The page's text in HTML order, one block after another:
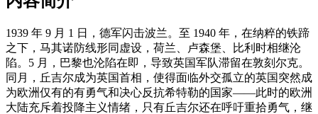
1939 年 9 月 1 日，德军闪击波兰。至 1940 年，在纳粹的铁蹄
之下，马其诺防线形同虚设，荷兰、卢森堡、比利时相继沦
陷。5 月，巴黎也沦陷在即，导致英国军队滞留在敦刻尔克。
同月，丘吉尔成为英国首相，使得面临外交孤立的英国突然成
为欧洲仅有的有勇气和决心反抗希特勒的国家——此时的欧洲
大陆充斥着投降主义情绪，只有丘吉尔还在呼吁重拾勇气，继